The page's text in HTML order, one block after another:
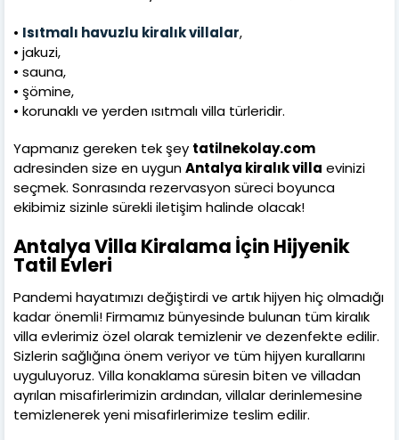
• Isıtmalı havuzlu kiralık villalar,
• jakuzi,
• sauna,
• şömine,
• korunaklı ve yerden ısıtmalı villa türleridir.
Yapmanız gereken tek şey tatilnekolay.com
adresinden size en uygunAntalya kiralık villa evinizi
seçmek. Sonrasında rezervasyon süreci boyunca
ekibimiz sizinle sürekli iletişim halinde olacak!
Antalya Villa Kiralama İçin Hijyenik
Tatil Evleri
Pandemi hayatımızı değiştirdi ve artık hijyen hiç olmadığı
kadar önemli! Firmamız bünyesinde bulunan tüm kiralık
villa evlerimiz özel olarak temizlenir ve dezenfekte edilir.
Sizlerin sağlığına önem veriyor ve tüm hijyen kurallarını
uyguluyoruz. Villa konaklama süresin biten ve villadan
ayrılan misafirlerimizin ardından, villalar derinlemesine
temizlenerek yeni misafirlerimize teslim edilir.